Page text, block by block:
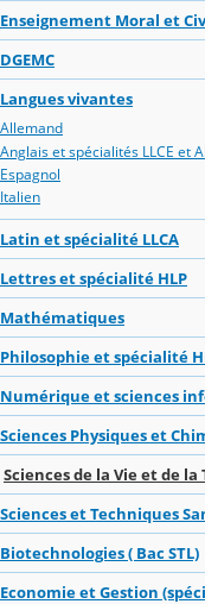
Enseignement Moral et
DGEMC
Langues vivantes
Allemand
Anglais et spécialités LLCE et
Espagnol
Italien
Latin et spécialité LLCA
Lettres et spécialité HLP
Mathématiques
Philosophie et spécialité
Numérique et sciences
Sciences Physiques et
Sciences de la Vie et de la
Sciences et Techniques
Biotechnologies ( Bac STL)
Economie et Gestion